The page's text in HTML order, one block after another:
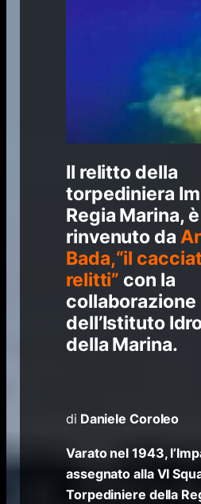
Il relitto della
torpediniera
Regia Marina,
rinvenuto da
Bada,“il
relitti” con la
collaborazione
dell’Istituto
della Marina.
di Daniele Coroleo
Varato nel 1943,
assegnato alla VI
Torpediniere della